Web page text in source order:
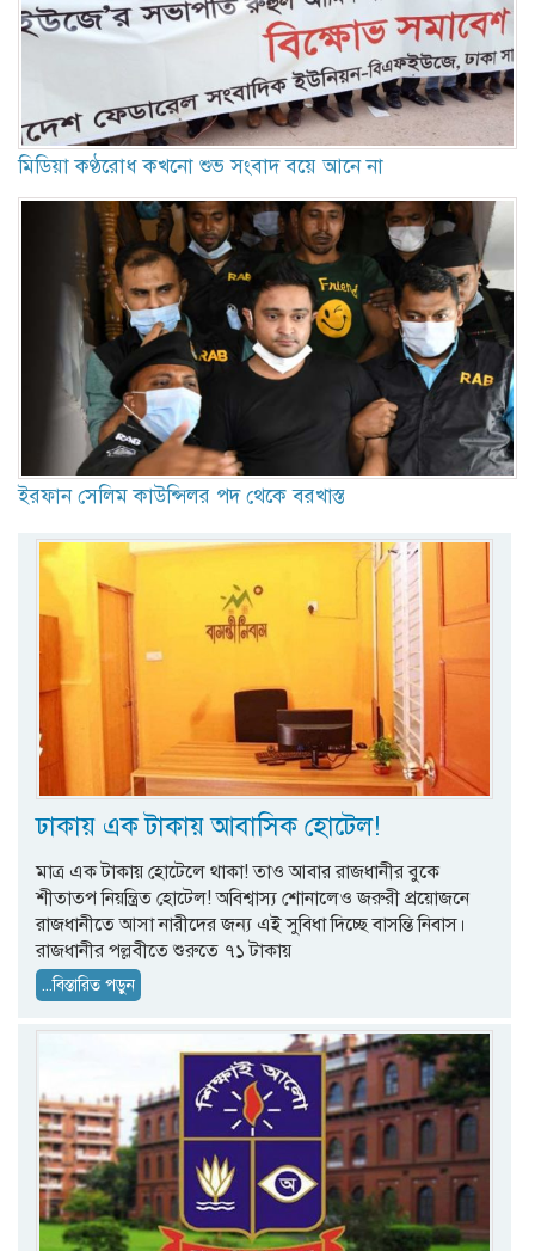
মিডিয়া কণ্ঠরোধ কখনো শুভ সংবাদ বয়ে আনে না
ইরফান সেলিম কাউন্সিলর পদ থেকে বরখাস্ত
ঢাকায় এক টাকায় আবাসিক হোটেল!
মাত্র এক টাকায় হোটেলে থাকা! তাও আবার রাজধানীর বুকে
শীতাতপ নিয়ন্ত্রিত হোটেল! অবিশ্বাস্য শোনালেও জরুরী প্রয়োজনে
রাজধানীতে আসা নারীদের জন্য এই সুবিধা দিচ্ছে বাসন্তি নিবাস।
রাজধানীর পল্লবীতে শুরুতে ৭১ টাকায়
...বিস্তারিত পড়ুন